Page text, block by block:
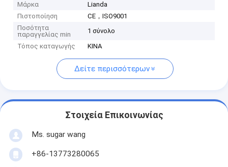
Μάρκα
Lianda
Πιστοποίηση
CE，ISO9001
Ποσότητα
παραγγελίας min
1 σύνολο
Τόπος καταγωγής
ΚΙΝΑ
Δείτε περισσότερων
Στοιχεία Επικοινωνίας
Ms. sugar wang
+86-13773280065